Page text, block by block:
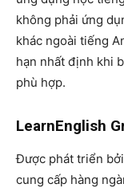
không phải ứng
khác ngoài tiếng
hạn nhất định khi
phù hợp.
LearnEnglish
Được phát triển
cung cấp hàng